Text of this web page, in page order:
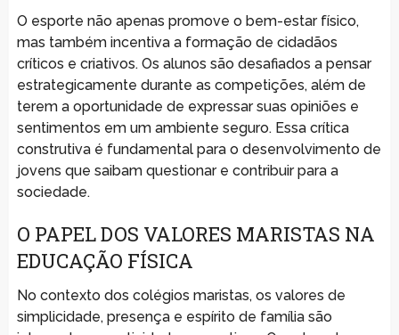
O esporte não apenas promove o bem-estar físico,
mas também incentiva a formação de cidadãos
críticos e criativos. Os alunos são desafiados a pensar
estrategicamente durante as competições, além de
terem a oportunidade de expressar suas opiniões e
sentimentos em um ambiente seguro. Essa crítica
construtiva é fundamental para o desenvolvimento de
jovens que saibam questionar e contribuir para a
sociedade.
O PAPEL DOS VALORES MARISTAS NA
EDUCAÇÃO FÍSICA
No contexto dos colégios maristas, os valores de
simplicidade, presença e espírito de família são